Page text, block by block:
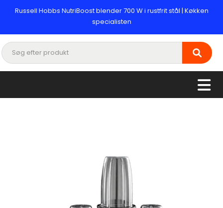
Russell Hobbs NutriBoost blender 700 W i rustfrit stål | Køkken
specialisten